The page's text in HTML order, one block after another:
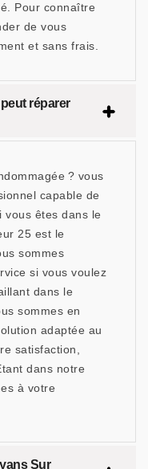
Pour connaître
de vous
et sans frais.
réparer
? vous
capable de
vous êtes dans le
25 est le
sommes
si vous voulez
dans le
sommes en
adaptée au
satisfaction,
dans notre
à votre
Sur